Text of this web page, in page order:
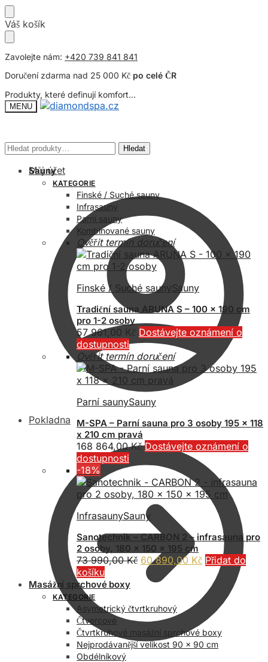
Přeskočit
na
Přeskočit
na
Váš košík
Zavolejte nám: +420 739 841 841
Doručení zdarma nad 25 000 Kč po celé ČR
Produkty, které definují komfort...
MENU
Hledat: Hledat
Můj účet
Pokladna
Hledat: Hledat
Sauny
KATEGORIE
Finské / Suché sauny
Infrasauny
Parní sauny
Kombinované sauny
Ověřit termín doručení
Finské / Suché saunySauny
Tradiční sauna ARUNA S – 100 x 190 cm
pro 1-2 osoby
57 961,00 Kč Dostávejte oznámení o
dostupnosti
Ověřit termín doručení
Parní saunySauny
M-SPA – Parní sauna pro 3 osoby 195 x 118
x 210 cm pravá
168 864,00Kč Dostávejte oznámení o
dostupnosti
-18%
InfrasaunySauny
Sanotechnik – CARBON 2 – infrasauna pro
2 osoby, 180 x 150 x 195 cm
73 990,00Kč Původní
cena
byla:
990,00 Kč.
60 890,00 KčAktuální
cena
je:
60
890,00 Kč.
Přidat do
košíku
Masážní sprchové boxy
KATEGORIE
Asymetrický čtvrtkruhový
Čtvercové
Čtvrtkruhové masážní sprchové boxy
Nejprodávanější velikost 90 x 90 cm
Obdélníkový